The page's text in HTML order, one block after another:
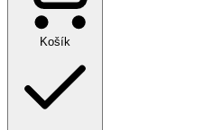
Košík